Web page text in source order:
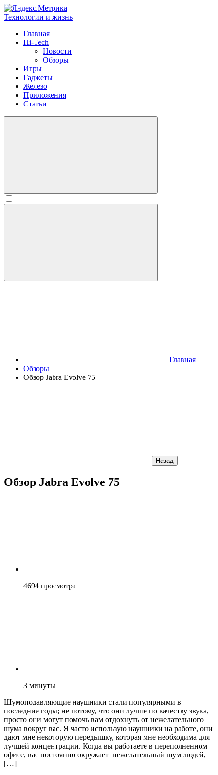
Технологии и жизнь
Главная
Hi-Tech
Новости
Обзоры
Игры
Гаджеты
Железо
Приложения
Статьи
Главная
Обзоры
Обзор Jabra Evolve 75
Назад
Обзор Jabra Evolve 75
4694 просмотра
3 минуты
Шумоподавляющие наушники стали популярными в
последние годы; не потому, что они лучше по качеству звука,
просто они могут помочь вам отдохнуть от нежелательного
шума вокруг вас. Я часто использую наушники на работе, они
дают мне некоторую передышку, которая мне необходима для
лучшей концентрации. Когда вы работаете в переполненном
офисе, вас постоянно окружает нежелательный шум людей,
[…]